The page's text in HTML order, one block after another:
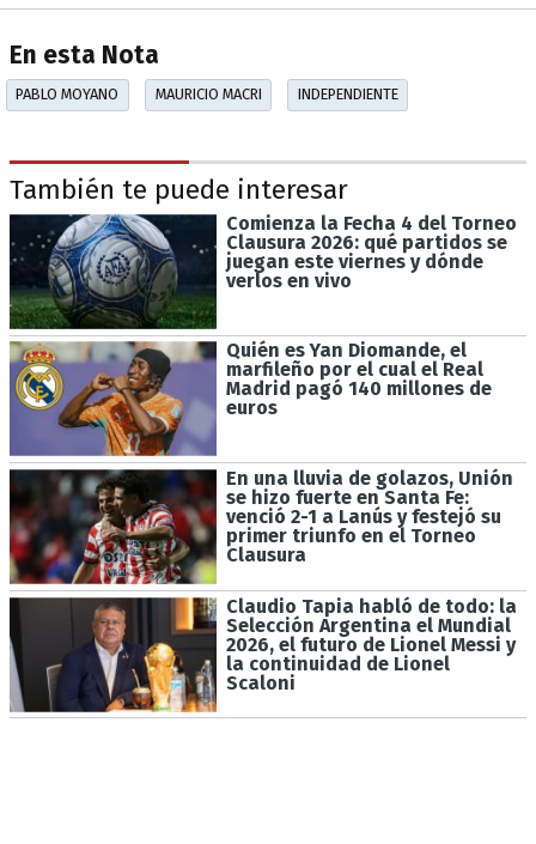
En esta Nota
PABLO MOYANO MAURICIO MACRI INDEPENDIENTE
También te puede interesar
Comienza la Fecha 4 del Torneo
Clausura 2026: qué partidos se
juegan este viernes y dónde
verlos en vivo
Quién es Yan Diomande, el
marfileño por el cual el Real
Madrid pagó 140 millones de
euros
En una lluvia de golazos, Unión
se hizo fuerte en Santa Fe:
venció 2-1 a Lanús y festejó su
primer triunfo en el Torneo
Clausura
Claudio Tapia habló de todo: la
Selección Argentina el Mundial
2026, el futuro de Lionel Messi y
la continuidad de Lionel
Scaloni